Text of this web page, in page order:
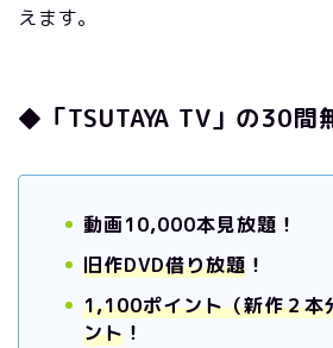
えます。
◆「TSUTAYA TV」の30間
動画10,000本見放題！
旧作DVD借り放題 ！
1,100ポイント（新作２本
ント ！